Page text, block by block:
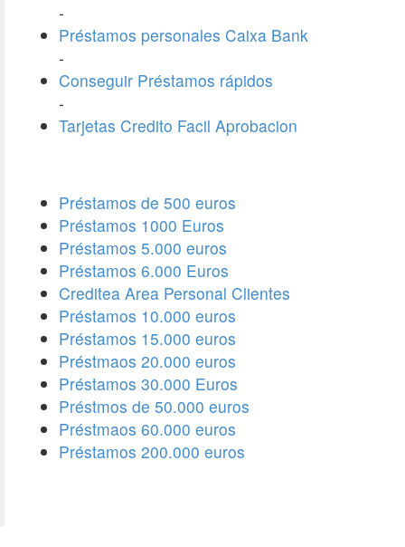
-
Préstamos personales Caixa Bank
-
Conseguir Préstamos rápidos
-
Tarjetas Credito Facil Aprobacion
Préstamos de 500 euros
Préstamos 1000 Euros
Préstamos 5.000 euros
Préstamos 6.000 Euros
Creditea Area Personal Clientes
Préstamos 10.000 euros
Préstamos 15.000 euros
Préstmaos 20.000 euros
Préstamos 30.000 Euros
Préstmos de 50.000 euros
Préstmaos 60.000 euros
Préstamos 200.000 euros